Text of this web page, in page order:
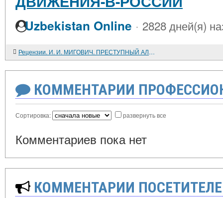
Uzbekistan Online · 2828 дней(я)
Рецензии. И. И. МИГОВИЧ. ПРЕСТУПНЫЙ АЛЬЯНС. О СОЮЗЕ УНИАТСКОЙ ЦЕРКВИ И УКРАИНСКОГО БУРЖУАЗНОГО НАЦИОНАЛИЗМА
КОММЕНТАРИИ
Сортировка: развернуть все
Комментариев пока нет
КОММЕНТАРИИ